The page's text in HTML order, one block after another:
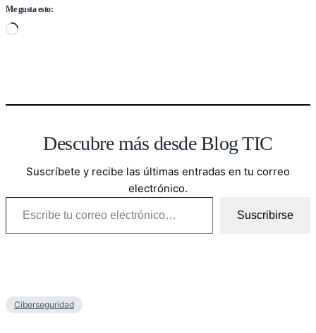
Me gusta esto:
Cargando…
Descubre más desde Blog TIC
Suscríbete y recibe las últimas entradas en tu correo
electrónico.
Escribe tu correo electrónico…
Suscribirse
Ciberseguridad